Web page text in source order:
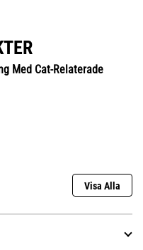
Med Cat-Relaterade
Visa Alla